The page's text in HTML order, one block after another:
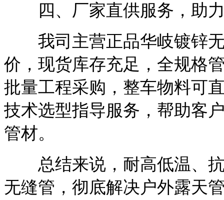
四、厂家直供服务，助力
我司主营正品华岐镀锌无
价，现货库存充足，全规格
批量工程采购，整车物料可
技术选型指导服务，帮助客
管材。
总结来说，耐高低温、抗
无缝管，彻底解决户外露天